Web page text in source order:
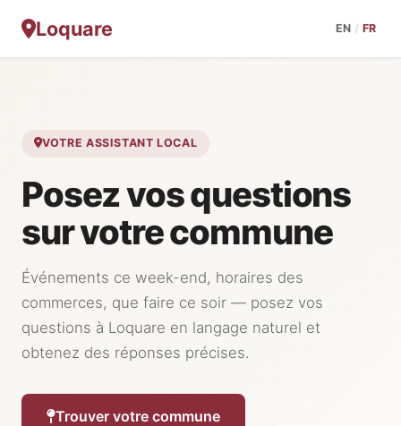
Loquare EN / FR
VOTRE ASSISTANT LOCAL
Posez vos questions
sur votre commune
Événements ce week-end, horaires des
commerces, que faire ce soir — posez vos
questions à Loquare en langage naturel et
obtenez des réponses précises.
Trouver votre commune